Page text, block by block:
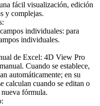
fácil visualización, edición
y complejas.
individuales: para
individuales.
de Excel: 4D View Pro
Cuando se establece,
automáticamente; en su
calculan cuando se editan o
fórmula.